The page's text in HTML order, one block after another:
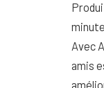
Avec
amis